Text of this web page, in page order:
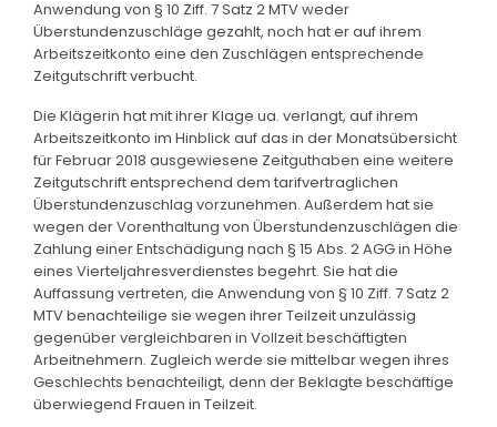
Anwendung von § 10 Ziff. 7 Satz 2 MTV weder
Überstundenzuschläge gezahlt, noch hat er auf ihrem
Arbeitszeitkonto eine den Zuschlägen entsprechende
Zeitgutschrift verbucht.
Die Klägerin hat mit ihrer Klage ua. verlangt, auf ihrem
Arbeitszeitkonto im Hinblick auf das in der Monatsübersicht
für Februar 2018 ausgewiesene Zeitguthaben eine weitere
Zeitgutschrift entsprechend dem tarifvertraglichen
Überstundenzuschlag vorzunehmen. Außerdem hat sie
wegen der Vorenthaltung von Überstundenzuschlägen die
Zahlung einer Entschädigung nach § 15 Abs. 2 AGG in Höhe
eines Vierteljahresverdienstes begehrt. Sie hat die
Auffassung vertreten, die Anwendung von § 10 Ziff. 7 Satz 2
MTV benachteilige sie wegen ihrer Teilzeit unzulässig
gegenüber vergleichbaren in Vollzeit beschäftigten
Arbeitnehmern. Zugleich werde sie mittelbar wegen ihres
Geschlechts benachteiligt, denn der Beklagte beschäftige
überwiegend Frauen in Teilzeit.